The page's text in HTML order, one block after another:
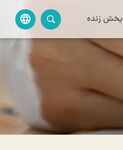
پخش زنده language